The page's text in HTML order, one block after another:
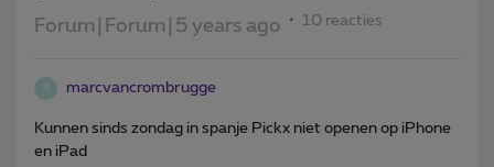
Forum|Forum|5 years ago 10 reacties
M marcvancrombrugge
Kunnen sinds zondag in spanje Pickx niet openen op iPhone
en iPad